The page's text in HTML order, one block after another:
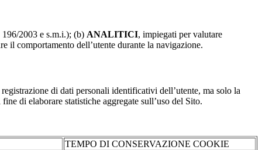
2003 e s.m.i.); (b) ANALITICI, impiegati per valutare
il comportamento dell’utente durante la navigazione.
di dati personali identificativi dell’utente, ma solo la
di elaborare statistiche aggregate sull’uso del Sito.
TEMPO DI CONSERVAZIONE COOKIE